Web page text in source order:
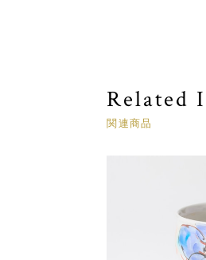
Related
関連商品